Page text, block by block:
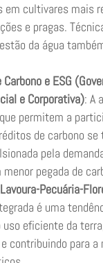
em cultivares mais
e pragas.
da água
e ESG
e Corporativa): A
permitem a
de carbono
pela
pegada de
Pecuária-
é uma
uso eficiente da
contribuindo para